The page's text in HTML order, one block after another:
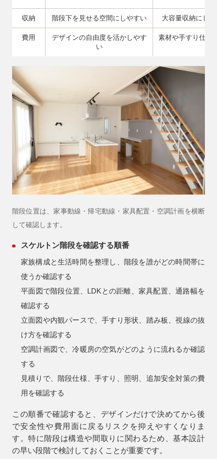
収納 階段下を見せる空間にしやすい 大容量収納にし
費用
デザインの自由度を活かしやす
い
素材や手すり仕様
階段位置は、家事動線・帰宅動線・家具配置・空調計画を横断
して確認します。
スケルトン階段を確認する順番
家族構成と生活時間を整理し、階段を誰がどの時間帯に
使うか確認する
平面図で階段位置、LDKとの距離、家具配置、通路幅を
確認する
立面図や内観パースで、手すり形状、踏み板、視線の抜
け方を確認する
空調計画図で、冷暖房の空気がどのように流れるか確認
する
見積りで、階段仕様、手すり、照明、追加安全対策の費
用を確認する
この順番で確認すると、デザインだけで決めてから後
で安全性や費用面に戻るリスクを抑えやすくなりま
す。特に階段は構造や間取りに関わるため、基本設計
の早い段階で検討しておくことが重要です。